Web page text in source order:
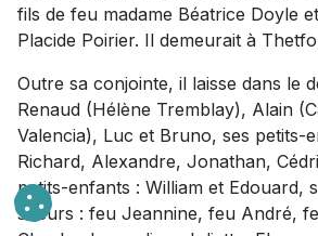
fils de feu madame Béatrice Doyle
Placide Poirier. Il demeurait à
Outre sa conjointe, il laisse dans le
Renaud (Hélène Tremblay), Alain
Valencia), Luc et Bruno, ses petits-
Richard, Alexandre, Jonathan,
petits-enfants : William et Edouard,
soeurs : feu Jeannine, feu André,